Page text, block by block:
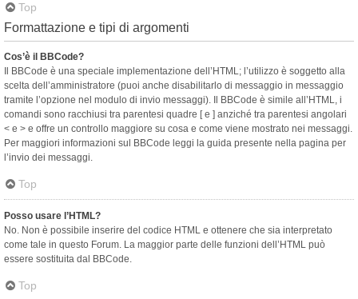
Top
Formattazione e tipi di argomenti
Cos’è il BBCode?
Il BBCode è una speciale implementazione dell’HTML; l’utilizzo è soggetto alla
scelta dell’amministratore (puoi anche disabilitarlo di messaggio in messaggio
tramite l’opzione nel modulo di invio messaggi). Il BBCode è simile all’HTML, i
comandi sono racchiusi tra parentesi quadre [ e ] anziché tra parentesi angolari
< e > e offre un controllo maggiore su cosa e come viene mostrato nei messaggi.
Per maggiori informazioni sul BBCode leggi la guida presente nella pagina per
l’invio dei messaggi.
Top
Posso usare l’HTML?
No. Non è possibile inserire del codice HTML e ottenere che sia interpretato
come tale in questo Forum. La maggior parte delle funzioni dell’HTML può
essere sostituita dal BBCode.
Top